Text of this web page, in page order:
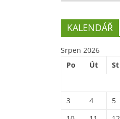
KALENDÁŘ
Srpen 2026
Po
Út St
3
4 5